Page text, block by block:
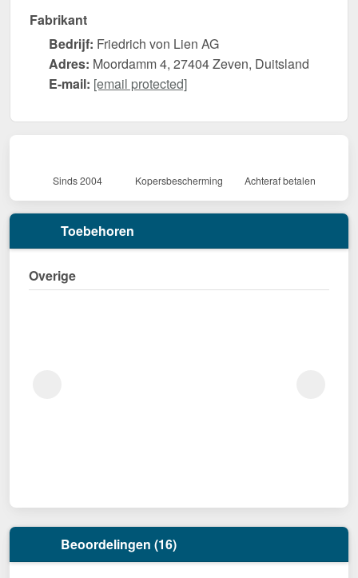
Fabrikant
Bedrijf: Friedrich von Lien AG
Adres: Moordamm 4, 27404 Zeven, Duitsland
E-mail: [email protected]
Sinds 2004 Kopersbescherming Achteraf betalen
Toebehoren
Overige
Beoordelingen (16)